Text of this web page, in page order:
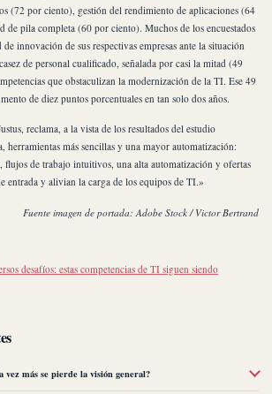
(72 por ciento), gestión del rendimiento de aplicaciones (64
de pila completa (60 por ciento). Muchos de los encuestados
innovación de sus respectivas empresas ante la situación
de personal cualificado, señalada por casi la mitad (49
que obstaculizan la modernización de la TI. Ese 49
de diez puntos porcentuales en tan solo dos años.
reclama, a la vista de los resultados del estudio
herramientas más sencillas y una mayor automatización:
de trabajo intuitivos, una alta automatización y ofertas
entrada y alivian la carga de los equipos de TI.»
Fuente imagen de portada: Adobe Stock / Victor Bertrand
desafíos: estas competencias de TI siguen siendo
vez más se pierde la visión general?